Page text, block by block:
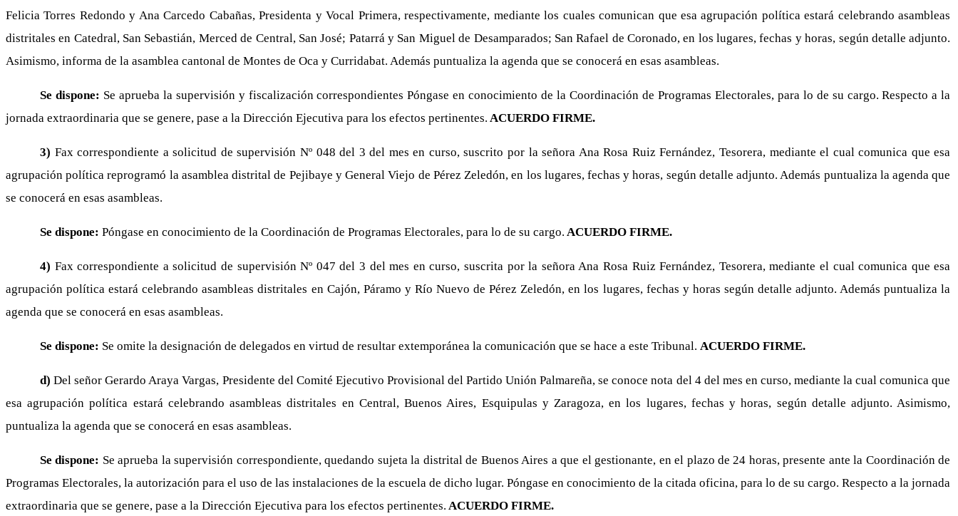
Felicia Torres Redondo y Ana Carcedo Cabañas, Presidenta y Vocal Primera, respectivamente, mediante los cuales comunican que esa agrupación política estará celebrando asambleas
distritales en Catedral, San Sebastián, Merced de Central, San José; Patarrá y San Miguel de Desamparados; San Rafael de Coronado, en los lugares, fechas y horas, según detalle adjunto.
Asimismo, informa de la asamblea cantonal de Montes de Oca y Curridabat. Además puntualiza la agenda que se conocerá en esas asambleas.
Se dispone: Se aprueba la supervisión y fiscalización correspondientes Póngase en conocimiento de la Coordinación de Programas Electorales, para lo de su cargo. Respecto a la
jornada extraordinaria que se genere, pase a la Dirección Ejecutiva para los efectos pertinentes. ACUERDO FIRME.
3) Fax correspondiente a solicitud de supervisión Nº 048 del 3 del mes en curso, suscrito por la señora Ana Rosa Ruiz Fernández, Tesorera, mediante el cual comunica que esa
agrupación política reprogramó la asamblea distrital de Pejibaye y General Viejo de Pérez Zeledón, en los lugares, fechas y horas, según detalle adjunto. Además puntualiza la agenda que
se conocerá en esas asambleas.
Se dispone: Póngase en conocimiento de la Coordinación de Programas Electorales, para lo de su cargo. ACUERDO FIRME.
4) Fax correspondiente a solicitud de supervisión Nº 047 del 3 del mes en curso, suscrita por la señora Ana Rosa Ruiz Fernández, Tesorera, mediante el cual comunica que esa
agrupación política estará celebrando asambleas distritales en Cajón, Páramo y Río Nuevo de Pérez Zeledón, en los lugares, fechas y horas según detalle adjunto. Además puntualiza la
agenda que se conocerá en esas asambleas.
Se dispone: Se omite la designación de delegados en virtud de resultar extemporánea la comunicación que se hace a este Tribunal. ACUERDO FIRME.
d)Del señor Gerardo Araya Vargas, Presidente del Comité Ejecutivo Provisional del Partido Unión Palmareña, se conoce nota del 4 del mes en curso, mediante la cual comunica que
esa agrupación política estará celebrando asambleas distritales en Central, Buenos Aires, Esquipulas y Zaragoza, en los lugares, fechas y horas, según detalle adjunto. Asimismo,
puntualiza la agenda que se conocerá en esas asambleas.
Se dispone: Se aprueba la supervisión correspondiente, quedando sujeta la distrital de Buenos Aires a que el gestionante, en el plazo de 24 horas, presente ante la Coordinación de
Programas Electorales, la autorización para el uso de las instalaciones de la escuela de dicho lugar. Póngase en conocimiento de la citada oficina, para lo de su cargo. Respecto a la jornada
extraordinaria que se genere, pase a la Dirección Ejecutiva para los efectos pertinentes. ACUERDO FIRME.